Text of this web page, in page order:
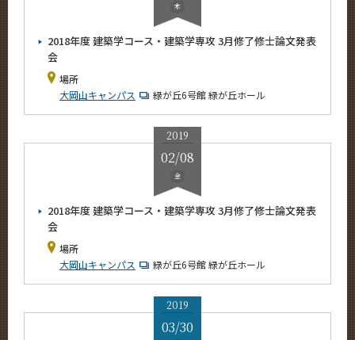
木
2018年度 建築学コース・建築学専攻 3月修了修士論文発表
会
場所
大岡山キャンパス
緑が丘6号館 緑が丘ホール
2019
02/08
金
2018年度 建築学コース・建築学専攻 3月修了修士論文発表
会
場所
大岡山キャンパス
緑が丘6号館 緑が丘ホール
2019
03/30
CLOSE